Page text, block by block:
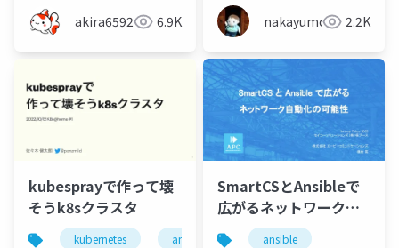
akira6592 6.9K nakayumc 2.2K
kubesprayで作って壊
そうk8sクラスタ
kubernetes ansible
SmartCSとAnsibleで
広がるネットワーク自
動化の可能性
ansible